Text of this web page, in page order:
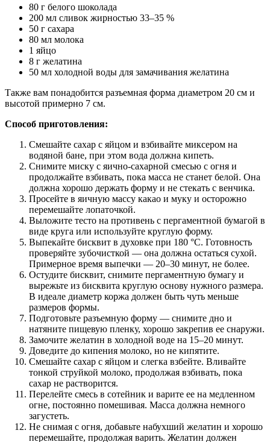
80 г белого шоколада
200 мл сливок жирностью 33–35 %
50 г сахара
80 мл молока
1 яйцо
8 г желатина
50 мл холодной воды для замачивания желатина
Также вам понадобится разъемная форма диаметром 20 см и
высотой примерно 7 см.
Способ приготовления:
Смешайте сахар с яйцом и взбивайте миксером на
водяной бане, при этом вода должна кипеть.
Снимите миску с яично-сахарной смесью с огня и
продолжайте взбивать, пока масса не станет белой. Она
должна хорошо держать форму и не стекать с венчика.
Просейте в яичную массу какао и муку и осторожно
перемешайте лопаточкой.
Выложите тесто на противень с пергаментной бумагой в
виде круга или используйте круглую форму.
Выпекайте бисквит в духовке при 180 °С. Готовность
проверяйте зубочисткой — она должна остаться сухой.
Примерное время выпечки — 20–30 минут, не более.
Остудите бисквит, снимите пергаментную бумагу и
вырежьте из бисквита круглую основу нужного размера.
В идеале диаметр коржа должен быть чуть меньше
размеров формы.
Подготовьте разъемную форму — снимите дно и
натяните пищевую пленку, хорошо закрепив ее снаружи.
Замочите желатин в холодной воде на 15–20 минут.
Доведите до кипения молоко, но не кипятите.
Смешайте сахар с яйцом и слегка взбейте. Вливайте
тонкой струйкой молоко, продолжая взбивать, пока
сахар не растворится.
Перелейте смесь в сотейник и варите ее на медленном
огне, постоянно помешивая. Масса должна немного
загустеть.
Не снимая с огня, добавьте набухший желатин и хорошо
перемешайте, продолжая варить. Желатин должен